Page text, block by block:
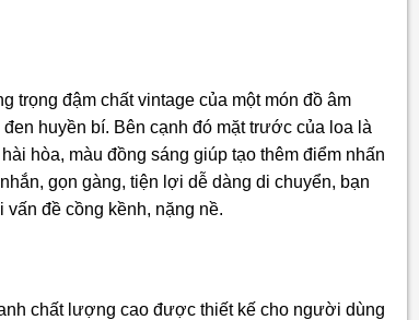
trọng đậm chất vintage của một món đồ âm
huyền bí. Bên cạnh đó mặt trước của loa là
hòa, màu đồng sáng giúp tạo thêm điểm nhấn
gọn gàng, tiện lợi dễ dàng di chuyển, bạn
đề cồng kềnh, nặng nề.
chất lượng cao được thiết kế cho người dùng